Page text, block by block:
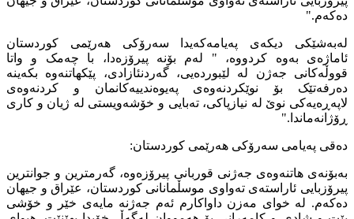
دەکەم."
لەبەشێکی دیکەی پەیامەکەیدا سەرۆکی هەرێمی کوردستان
ئاماژەی بەوە کردووە، " لەم بۆنە پیرۆزەدا، با چەمک و واتا
قووڵەکانی جەژن لە لێبوردەیی، گەردنئازادی، پێكهاتنه‌وه‌ بکەینە
دەرفەتێک بۆ نوێکردنەوەی پەیوەندییەکانمان و کردنەوەی
لاپەڕەیەکی نوێ لە نيازپاكى، تەبایی و خۆشه‌ويستى لە ژیان و كاری
ڕۆژانه‌ماندا."
دەقی پەیامی سەرۆکی هەرێمی کوردستان:
بەبۆنەی هاتنەوەی جەژنی قوربانی پیرۆزەوە، گەرمترین و جوانترین
پیرۆزبایی ئاراستەی ته‌واوى موسڵمانانی کوردستان، عێراق و جیهان
دەکەم. لە خوای مەزن داواکارم ئەم جەژنە مایەی خێر و خۆشی